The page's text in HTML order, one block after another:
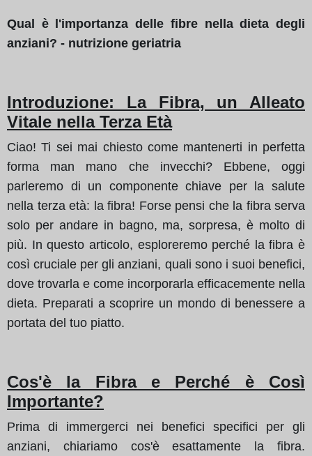
Qual è l'importanza delle fibre nella dieta degli
anziani? - nutrizione geriatria
Introduzione: La Fibra, un Alleato
Vitale nella Terza Età
Ciao! Ti sei mai chiesto come mantenerti in perfetta
forma man mano che invecchi? Ebbene, oggi
parleremo di un componente chiave per la salute
nella terza età: la fibra! Forse pensi che la fibra serva
solo per andare in bagno, ma, sorpresa, è molto di
più. In questo articolo, esploreremo perché la fibra è
così cruciale per gli anziani, quali sono i suoi benefici,
dove trovarla e come incorporarla efficacemente nella
dieta. Preparati a scoprire un mondo di benessere a
portata del tuo piatto.
Cos'è la Fibra e Perché è Così
Importante?
Prima di immergerci nei benefici specifici per gli
anziani, chiariamo cos'è esattamente la fibra.